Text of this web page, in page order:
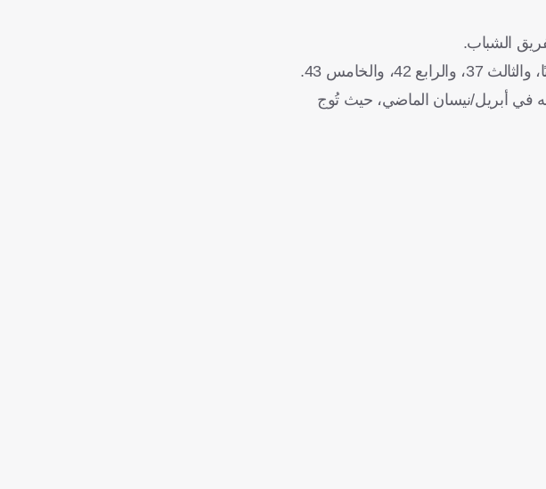
في حقبة الأمير الوليد بن طلال، منذ الاستحواذ على 70% من أسهمه في أبريل/نيسان الماضي، حيث تُوج